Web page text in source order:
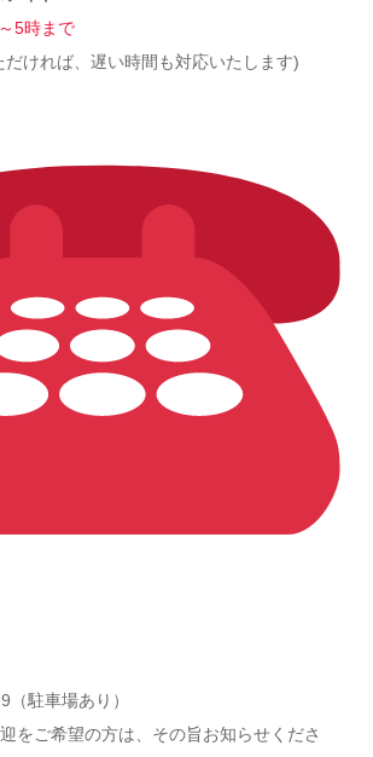
5時まで
だければ、遅い時間も対応いたします)
駐車場あり）
をご希望の方は、その旨お知らせくださ